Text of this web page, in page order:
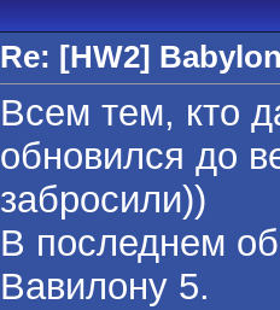
Re: [HW2]
Всем тем, кто
обновился до
забросили))
В последнем
Вавилону 5.